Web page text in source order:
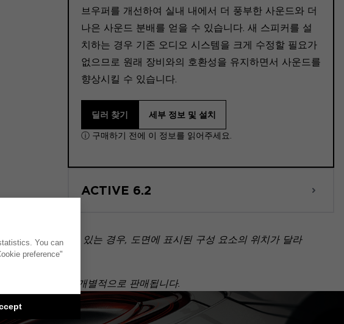
브우퍼를 개선하여 실내 내에서 더 풍부한 사운드와 더
나은 사운드 분배를 얻을 수 있습니다. 새 스피커를 설
치하는 경우 기존 오디오 시스템을 크게 수정할 필요가
없으므로 원래 장비와의 호환성을 유지하면서 사운드를
향상시킬 수 있습니다.
딜러 찾기 세부 정보 및 설치
ⓘ 구매하기 전에 이 정보를 읽어주세요.
ACTIVE 6.2
옵션이 장착되어 있는 경우, 도면에 표시된 구성 요소의 위치가 달라
패키지가 아닌 개별적으로 판매됩니다.